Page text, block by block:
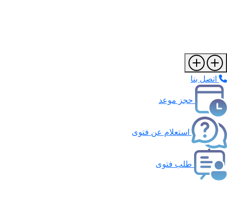
اتصل بنا
حجز موعد
استعلام عن فتوى
طلب فتوى